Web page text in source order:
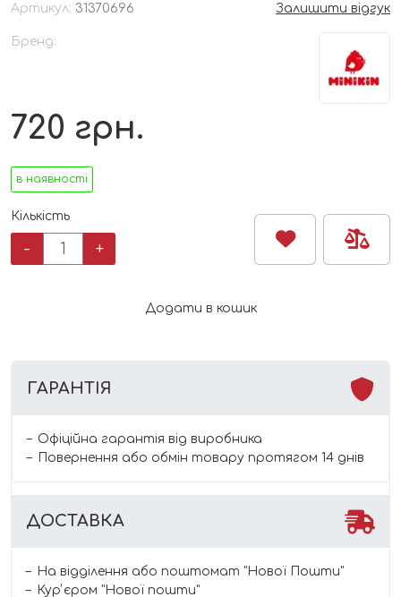
Артикул: 31370696 Залишити відгук
Бренд:
720 грн.
в наявності
Кількість
-
Комбінезон
+
Додати в кошик
ГАРАНТІЯ
Офіційна гарантія від виробника
Повернення або обмін товару протягом 14 днів
ДОСТАВКА
На відділення або поштомат "Нової Пошти"
Курʼєром "Нової пошти"